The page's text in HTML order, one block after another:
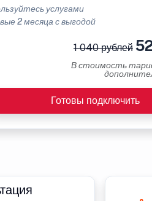
услугами
2 месяца с выгодой
1 040 рублей
В стоимость
Готовы подключить